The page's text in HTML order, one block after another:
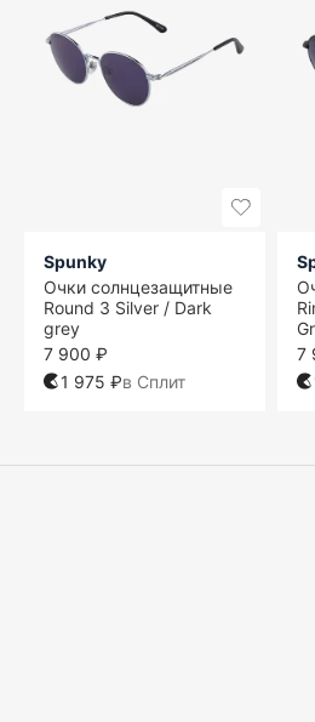
Spunky
Очки солнцезащитные
Round 3 Silver / Dark
grey
7 900 ₽
1 975 ₽в Сплит
7